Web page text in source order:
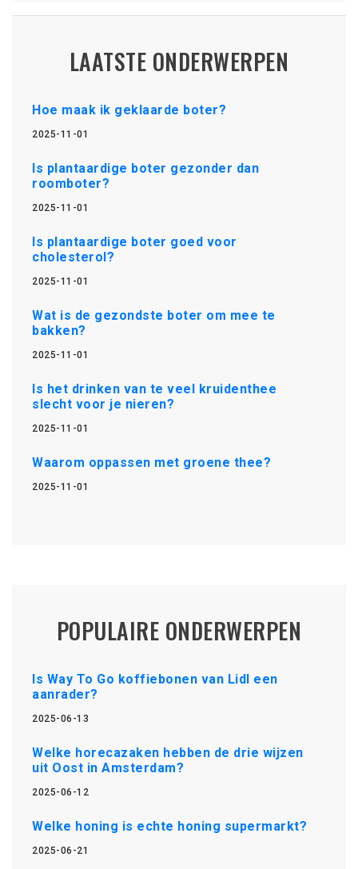
LAATSTE ONDERWERPEN
Hoe maak ik geklaarde boter?
2025-11-01
Is plantaardige boter gezonder dan
roomboter?
2025-11-01
Is plantaardige boter goed voor
cholesterol?
2025-11-01
Wat is de gezondste boter om mee te
bakken?
2025-11-01
Is het drinken van te veel kruidenthee
slecht voor je nieren?
2025-11-01
Waarom oppassen met groene thee?
2025-11-01
POPULAIRE ONDERWERPEN
Is Way To Go koffiebonen van Lidl een
aanrader?
2025-06-13
Welke horecazaken hebben de drie wijzen
uit Oost in Amsterdam?
2025-06-12
Welke honing is echte honing supermarkt?
2025-06-21